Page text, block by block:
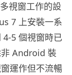
視窗工作的設
7 上安裝一系
5 個視窗時已
Android 裝
運作但不流暢